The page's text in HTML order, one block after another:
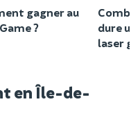
gagner au
?
dure
laser
en Île-de-